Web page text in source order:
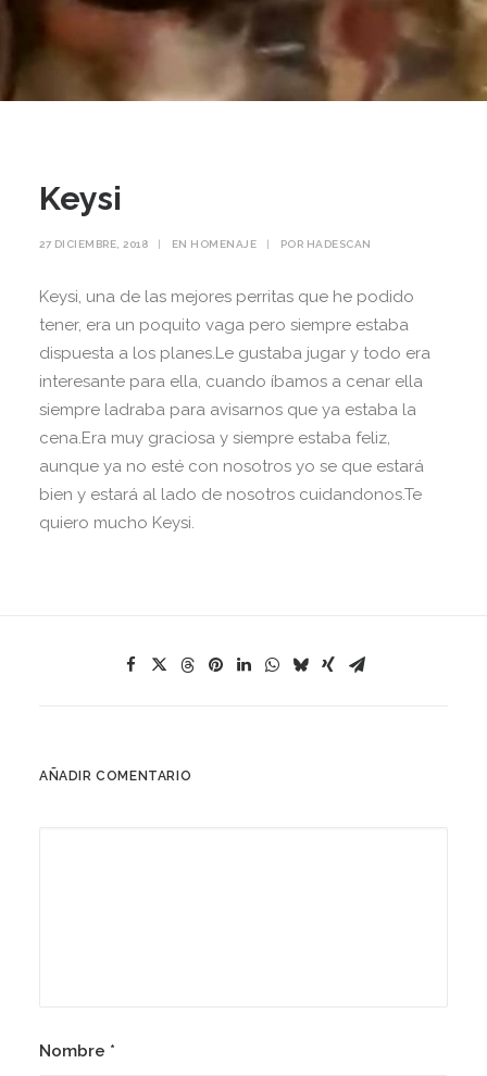
Keysi
27 DICIEMBRE, 2018 | EN HOMENAJE | POR HADESCAN
Keysi, una de las mejores perritas que he podido
tener, era un poquito vaga pero siempre estaba
dispuesta a los planes.Le gustaba jugar y todo era
interesante para ella, cuando íbamos a cenar ella
siempre ladraba para avisarnos que ya estaba la
cena.Era muy graciosa y siempre estaba feliz,
aunque ya no esté con nosotros yo se que estará
bien y estará al lado de nosotros cuidandonos.Te
quiero mucho Keysi.
AÑADIR COMENTARIO
Nombre *